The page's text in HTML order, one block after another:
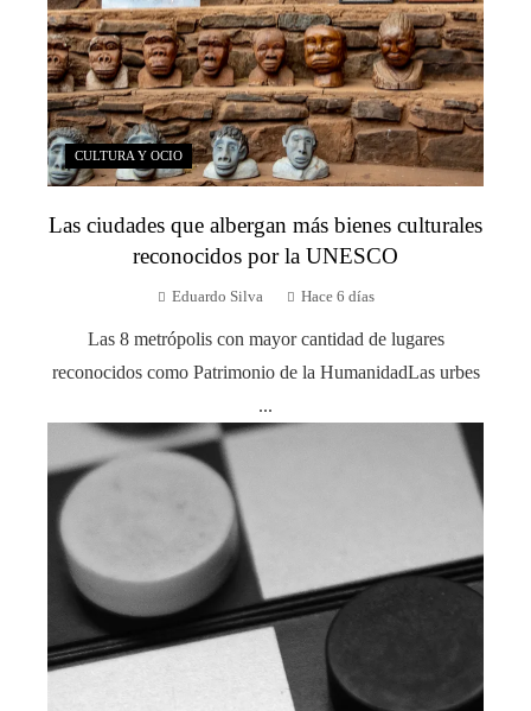
CULTURA Y OCIO
Las ciudades que albergan más bienes culturales
reconocidos por la UNESCO
Eduardo Silva Hace 6 días
Las 8 metrópolis con mayor cantidad de lugares
reconocidos como Patrimonio de la HumanidadLas urbes
...